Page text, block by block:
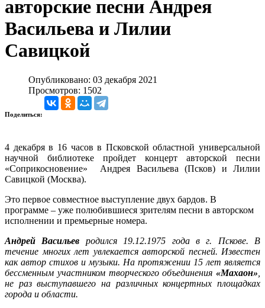
авторские песни Андрея
Васильева и Лилии
Савицкой
Опубликовано: 03 декабря 2021
Просмотров: 1502
Поделиться:
4 декабря в 16 часов в Псковской областной универсальной
научной библиотеке пройдет концерт авторской песни
«Соприкосновение» Андрея Васильева (Псков) и Лилии
Савицкой (Москва).
Это первое совместное выступление двух бардов. В
программе – уже полюбившиеся зрителям песни в авторском
исполнении и премьерные номера.
Андрей Васильев родился 19.12.1975 года в г. Пскове. В
течение многих лет увлекается авторской песней. Известен
как автор стихов и музыки. На протяжении 15 лет является
бессменным участником творческого объединения «Махаон»
не раз выступавшего на различных концертных площадках
города и области.